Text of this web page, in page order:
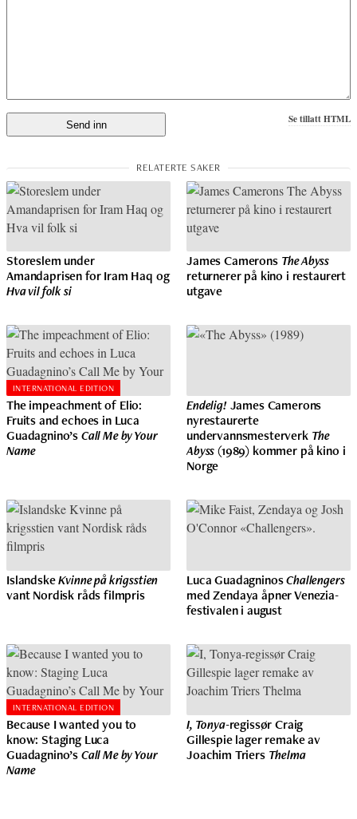
Se tillatt HTML
Storeslem under
Amandaprisen for Iram Haq og
Hva vil folk si
James Camerons The Abyss
returnerer på kino i restaurert
utgave
INTERNATIONAL EDITION
The impeachment of Elio:
Fruits and echoes in Luca
Guadagnino’sCall Me by Your
Name
Endelig!James Camerons
nyrestaurerte
undervannsmesterverk The
Abyss(1989) kommer på kino i
Norge
IslandskeKvinne på krigsstien
vant Nordisk råds filmpris
Luca GuadagninosChallengers
med Zendaya åpner Venezia-
festivalen i august
INTERNATIONAL EDITION
Because I wanted you to
know: Staging Luca
Guadagnino’sCall Me by Your
Name
I, Tonya-regissør Craig
Gillespie lager remake av
Joachim Triers Thelma